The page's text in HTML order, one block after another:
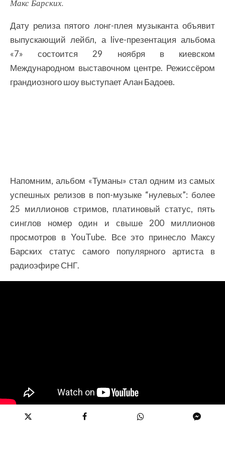
Макс Барских.
Дату релиза пятого лонг-плея музыканта объявит
выпускающий лейбл, а live-презентация альбома
«7» состоится 29 ноября в киевском
Международном выставочном центре. Режиссёром
грандиозного шоу выступает Алан Бадоев.
Напомним, альбом «Туманы» стал одним из самых
успешных релизов в поп-музыке “нулевых”: более
25 миллионов стримов, платиновый статус, пять
синглов номер один и свыше 200 миллионов
просмотров в YouTube. Все это принесло Максу
Барских статус самого популярного артиста в
радиоэфире СНГ.